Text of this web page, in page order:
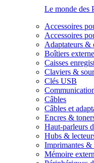
Le monde des
Accessoires
Accessoires
Adaptateurs &
Boîtiers
Caisses
Claviers &
Clés USB
Câbles
Câbles et
Encres &
Haut-parleurs
Hubs &
Imprimantes &
Mémoire